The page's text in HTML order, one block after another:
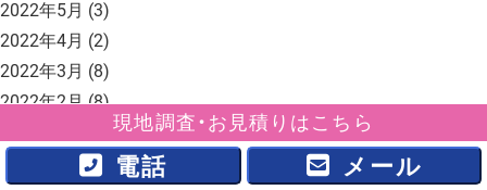
現地調査・お見積りはこちら
電話 メール
2022年5月 (3)
2022年4月 (2)
2022年3月 (8)
2022年2月(8)
2021年12月(4)